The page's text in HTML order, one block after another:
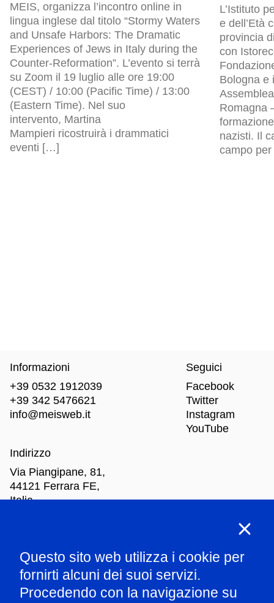
MEIS, organizza l’incontro online in
lingua inglese dal titolo “Stormy Waters
and Unsafe Harbors: The Dramatic
Experiences of Jews in Italy during the
Counter-Reformation”. L’evento si terrà
su Zoom il 19 luglio alle ore 19:00
(CEST) / 10:00 (Pacific Time) / 13:00
(Eastern Time). Nel suo
intervento, Martina
Mampieri ricostruirà i drammatici
eventi […]
L’Istituto
e dell’Età
provincia
con
Bologna e
Romagna
nazisti. Il
campo
Questo sito web utilizza i cookie per
fornirti alcuni dei suoi servizi.
Procedendo con la navigazione su
Informazioni
+39 0532 1912039
+39 342 5476621
info@meisweb.it
Indirizzo
Via Piangipane, 81,
44121 Ferrara FE,
Italia
Seguici
Facebook
Twitter
Instagram
YouTube
Mar-Dom: dalle 10.00 alle 18.00
Parla con il nostro staff